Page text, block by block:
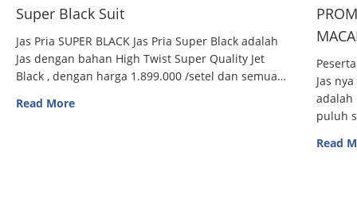
Super Black Suit
Jas Pria SUPER BLACK Jas Pria Super Black adalah
Jas dengan bahan High Twist Super Quality Jet
Black , dengan harga 1.899.000 /setel dan semua…
Read More
Jas
adalah
puluh
Read